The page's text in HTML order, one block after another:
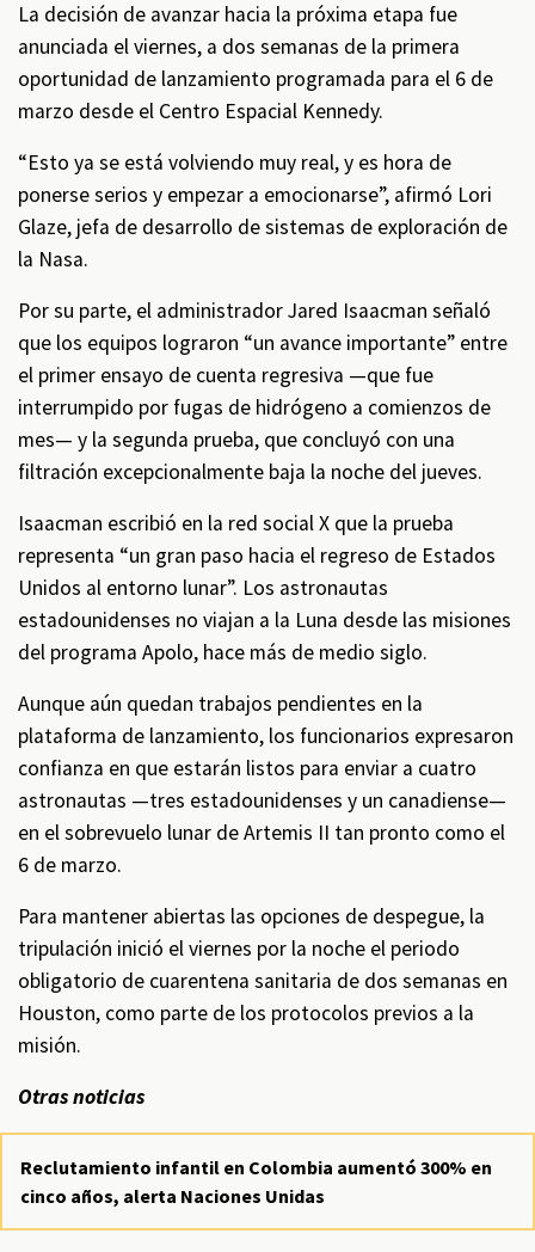
La decisión de avanzar hacia la próxima etapa fue
anunciada el viernes, a dos semanas de la primera
oportunidad de lanzamiento programada para el 6 de
marzo desde el Centro Espacial Kennedy.
“Esto ya se está volviendo muy real, y es hora de
ponerse serios y empezar a emocionarse”, afirmó Lori
Glaze, jefa de desarrollo de sistemas de exploración de
la Nasa.
Por su parte, el administrador Jared Isaacman señaló
que los equipos lograron “un avance importante” entre
el primer ensayo de cuenta regresiva —que fue
interrumpido por fugas de hidrógeno a comienzos de
mes— y la segunda prueba, que concluyó con una
filtración excepcionalmente baja la noche del jueves.
Isaacman escribió en la red social X que la prueba
representa “un gran paso hacia el regreso de Estados
Unidos al entorno lunar”. Los astronautas
estadounidenses no viajan a la Luna desde las misiones
del programa Apolo, hace más de medio siglo.
Aunque aún quedan trabajos pendientes en la
plataforma de lanzamiento, los funcionarios expresaron
confianza en que estarán listos para enviar a cuatro
astronautas —tres estadounidenses y un canadiense—
en el sobrevuelo lunar de Artemis II tan pronto como el
6 de marzo.
Para mantener abiertas las opciones de despegue, la
tripulación inició el viernes por la noche el periodo
obligatorio de cuarentena sanitaria de dos semanas en
Houston, como parte de los protocolos previos a la
misión.
Otras noticias
Reclutamiento infantil en Colombia aumentó 300% en
cinco años, alerta Naciones Unidas